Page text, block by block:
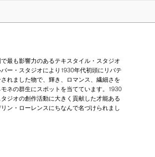
最も影響力のあるテキスタイル・スタジオ
ー・スタジオにより1930年代初頭にリバテ
れました物で、輝き、ロマンス、繊細さを
ネの群生にスポットを当てています。1930
ジオの創作活動に大きく貢献した才能ある
ン・ローレンスにちなんで名づけられまし